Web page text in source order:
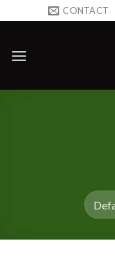
to
CONTACT